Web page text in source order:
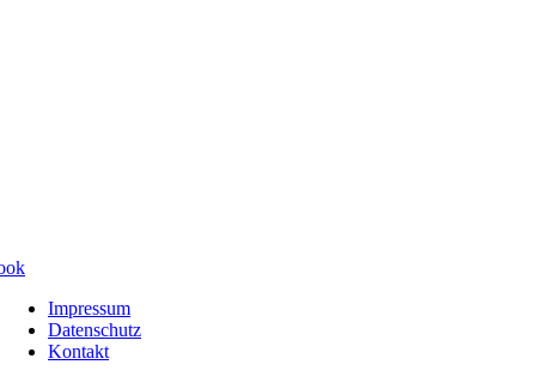
überspringen
Impressum
Datenschutz
Kontakt